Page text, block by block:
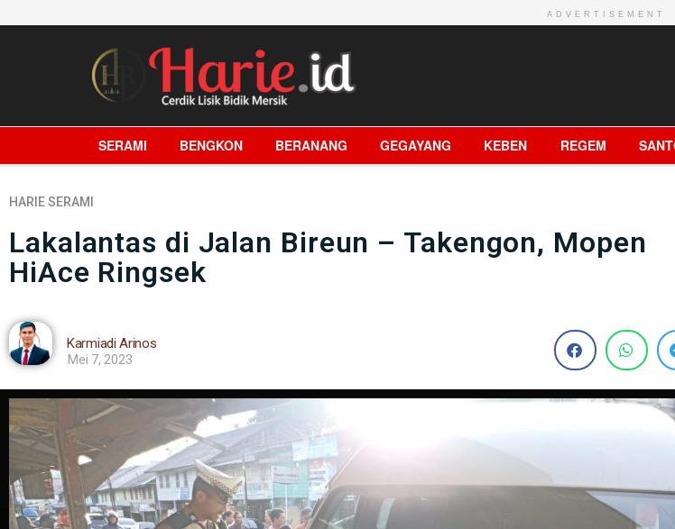
ADVERTISEMENT
SERAMI BENGKON BERANANG GEGAYANG KEBEN REGEM
HARIESERAMI
Lakalantas di Jalan Bireun – Takengon, Mopen
HiAce Ringsek
Karmiadi Arinos
Mei 7, 2023